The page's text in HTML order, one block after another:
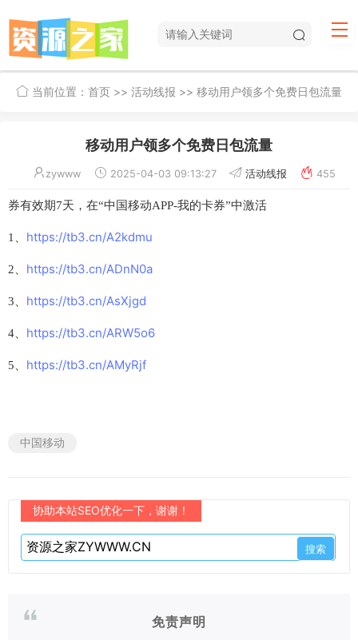
当前位置： 首页 >> 活动线报 >> 移动用户领多个免费日包流量
移动用户领多个免费日包流量
zywww 2025-04-03 09:13:27 活动线报 455
券有效期7天，在“中国移动APP-我的卡券”中激活
1、 https://tb3.cn/A2kdmu
2、 https://tb3.cn/ADnN0a
3、 https://tb3.cn/AsXjgd
4、 https://tb3.cn/ARW5o6
5、 https://tb3.cn/AMyRjf
中国移动
协助本站SEO优化一下，谢谢！
免责声明